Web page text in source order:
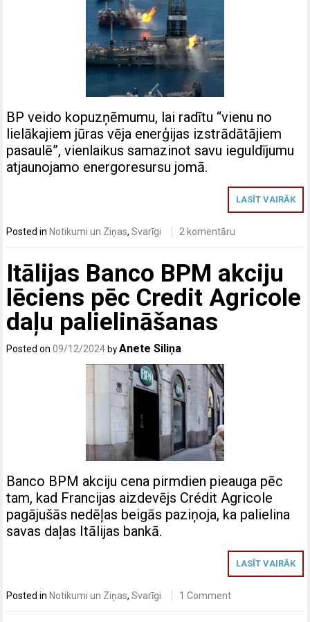
BP veido kopuzņēmumu, lai radītu “vienu no
lielākajiem jūras vēja enerģijas izstrādātājiem
pasaulē”, vienlaikus samazinot savu ieguldījumu
atjaunojamo energoresursu jomā.
LASĪT VAIRĀK
Posted in Notikumi un Ziņas,Svarīgi 2 komentāru
Itālijas Banco BPM akciju
lēciens pēc Credit Agricole
daļu palielināšanas
Posted on09/12/2024 byAnete Siliņa
Banco BPM akciju cena pirmdien pieauga pēc
tam, kad Francijas aizdevējs Crédit Agricole
pagājušās nedēļas beigās paziņoja, ka palielina
savas daļas Itālijas bankā.
LASĪT VAIRĀK
Posted in Notikumi un Ziņas,Svarīgi 1 Comment